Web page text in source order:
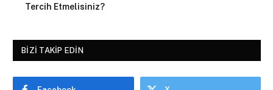
Tercih Etmelisiniz?
BIZI TAKIP EDIN